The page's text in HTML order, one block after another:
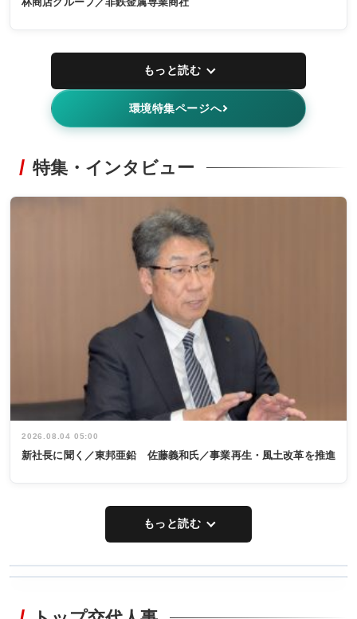
もっと読む
環境特集ページへ
特集・インタビュー
2026.08.04 05:00
新社長に聞く／東邦亜鉛 佐藤義和氏／事業再生・風土改革を推進
もっと読む